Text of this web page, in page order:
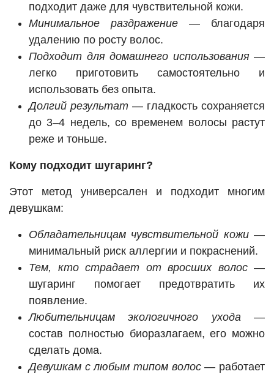
подходит даже для чувствительной кожи.
Минимальное раздражение — благодаря
удалению по росту волос.
Подходит для домашнего использования—
легко приготовить самостоятельно и
использовать без опыта.
Долгий результат — гладкость сохраняется
до 3–4 недель, со временем волосы растут
реже и тоньше.
Кому подходит шугаринг?
Этот метод универсален и подходит многим
девушкам:
Обладательницам чувствительной кожи—
минимальный риск аллергии и покраснений.
Тем, кто страдает от вросших волос—
шугаринг помогает предотвратить их
появление.
Любительницам экологичного ухода—
состав полностью биоразлагаем, его можно
сделать дома.
Девушкам с любым типом волос— работает